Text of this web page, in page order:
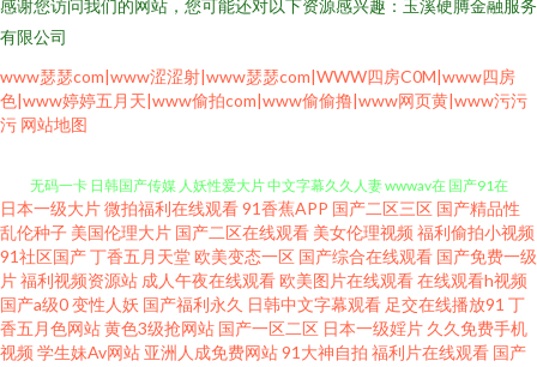
感谢您访问我们的网站，您可能还对以下资源感兴趣：玉溪硬膊金融服务
有限公司
www瑟瑟com|www涩涩射|www瑟瑟com|WWW四房C0M|www四房
色|www婷婷五月天|www偷拍com|www偷偷撸|www网页黄|www污污
污 网站地图
免费观看网站91 精品天天爽天天干 www操C〇M 福利社五月天 91呦女呦女
线看 第一福利航官方 成人小视频网站 黑丝91视频 欧美日韩福利微拍 人人乐
人人操 欧美卡久久 久久草精品视频 久草首页国产 玖玖在线精品 欧美肏屄精
品区别 丝袜后入啊啊啊 97豆花 波多野吉依电影 AV福利激情 中文字幕日本熟
日本一级大片微拍福利在线观看91香蕉APP 国产二区三区 国产精品性
乱伦种子 美国伦理大片 国产二区在线观看 美女伦理视频 福利偷拍小视频
91社区国产丁香五月天堂欧美变态一区 国产综合在线观看 国产免费一级
片福利视频资源站 成人午夜在线观看欧美图片在线观看在线观看h视频
国产a级0变性人妖 国产福利永久 日韩中文字幕观看 足交在线播放91 丁
香五月色网站黄色3级抢网站 国产一区二区 日本一级婬片 久久免费手机
视频 学生妹Av网站 亚洲人成免费网站91大神自拍 福利片在线观看 国产